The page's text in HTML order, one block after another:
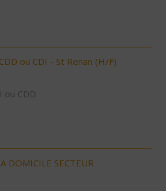
ou CDI - St Renan (H/F)
ou CDD
DOMICILE SECTEUR